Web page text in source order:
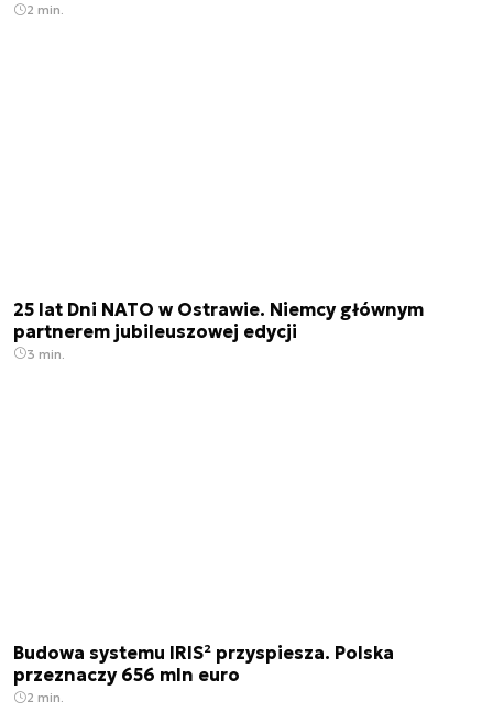
2 min.
25 lat Dni NATO w Ostrawie. Niemcy głównym
partnerem jubileuszowej edycji
3 min.
Budowa systemu IRIS² przyspiesza. Polska
przeznaczy 656 mln euro
2 min.